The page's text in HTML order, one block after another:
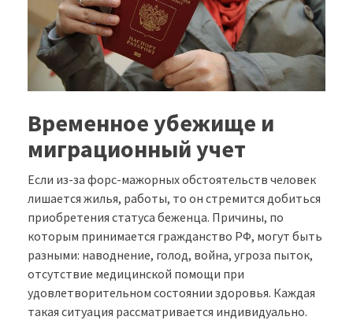
Временное убежище и
миграционный учет
Если из-за форс-мажорных обстоятельств человек
лишается жилья, работы, то он стремится добиться
приобретения статуса беженца. Причины, по
которым принимается гражданство РФ, могут быть
разными: наводнение, голод, война, угроза пыток,
отсутствие медицинской помощи при
удовлетворительном состоянии здоровья. Каждая
такая ситуация рассматривается индивидуально.